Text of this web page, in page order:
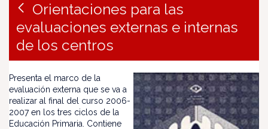
Orientaciones para las
evaluaciones externas e internas
de los centros
Presenta el marco de la
evaluación externa que se va a
realizar al final del curso 2006-
2007 en los tres ciclos de la
Educación Primaria. Contiene